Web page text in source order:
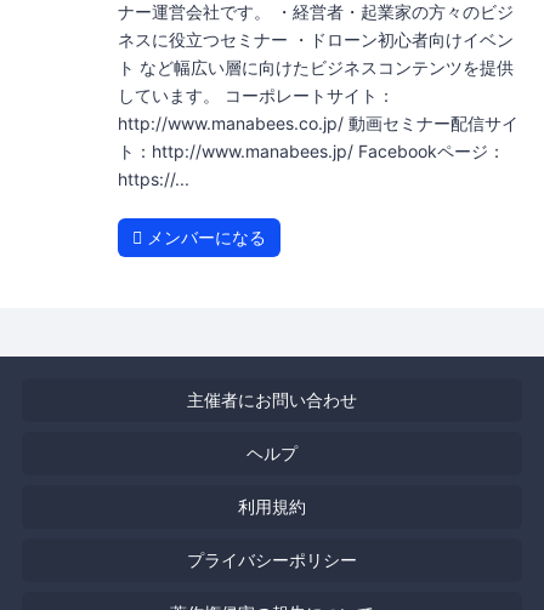
ナー運営会社です。 ・経営者・起業家の方々のビジ
ネスに役立つセミナー ・ドローン初心者向けイベン
ト など幅広い層に向けたビジネスコンテンツを提供
しています。 コーポレートサイト：
http://www.manabees.co.jp/ 動画セミナー配信サイ
ト：http://www.manabees.jp/ Facebookページ：
https://...
メンバーになる
主催者にお問い合わせ
ヘルプ
利用規約
プライバシーポリシー